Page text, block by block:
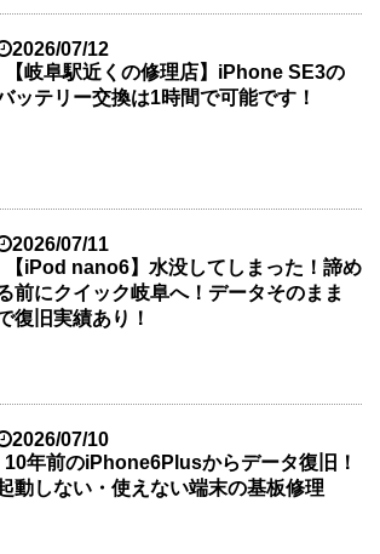
2026/07/12
【岐阜駅近くの修理店】iPhone SE3の
ッテリー交換は1時間で可能です！
2026/07/11
【iPod nano6】水没してしまった！諦め
前にクイック岐阜へ！データそのまま
復旧実績あり！
2026/07/10
10年前のiPhone6Plusからデータ復旧！
動しない・使えない端末の基板修理